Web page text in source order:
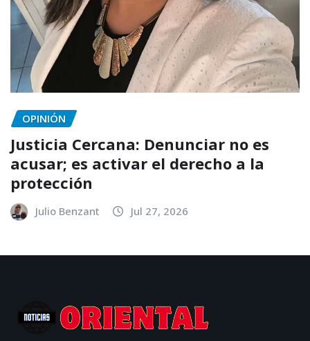
OPINIÓN
Justicia Cercana: Denunciar no es
acusar; es activar el derecho a la
protección
Julio Benzant Jul 27, 2026